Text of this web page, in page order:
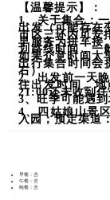
【温馨提示】：
1、关于集合：
出发（可能存在
市区三环内可安
早服务为拼车接
划路线时间，一
如果介意时间太
出行集合时间会
右）
2、出发前一天
住出发时间、
21:00还未收到
3、旺季可能遇
4、四姑娘山景
入园；预定渠道
早餐：含
午餐：含
晚餐：含